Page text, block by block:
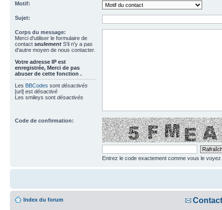
Motif:
Sujet:
Corps du message:
Merci d'utiliser le formulaire de
contact seulement S'il n'y a pas
d'autre moyen de nous contacter.
Votre adresse ΙΡ est
enregistrée, Merci de pas
abuser de cette fonction .
Les BBCodes sont désactivés
[url] est désactivé
Les smileys sont désactivés
Code de confirmation:
Entrez le code exactement comme vous le
Index du forum Contact